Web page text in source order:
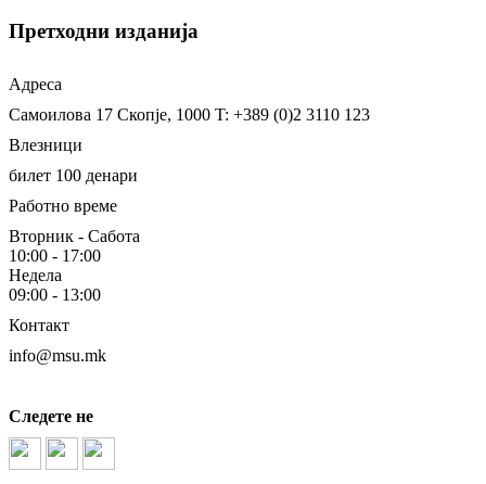
Претходни изданија
Адреса
Самоилова 17 Скопје, 1000 T: +389 (0)2 3110 123
Влезници
билет 100 денари
Работно време
Вторник - Сабота
10:00 - 17:00
Недела
09:00 - 13:00
Контакт
info@msu.mk
Следете не